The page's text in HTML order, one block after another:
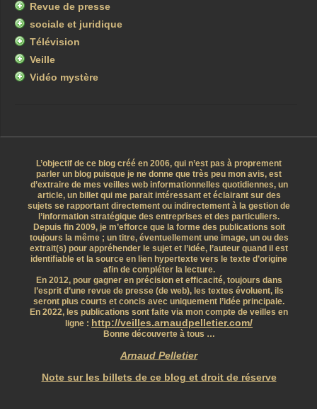
Revue de presse
sociale et juridique
Télévision
Veille
Vidéo mystère
L’objectif de ce blog créé en 2006, qui n’est pas à proprement
parler un blog puisque je ne donne que très peu mon avis, est
d’extraire de mes veilles web informationnelles quotidiennes, un
article, un billet qui me parait intéressant et éclairant sur des
sujets se rapportant directement ou indirectement à la gestion de
l’information stratégique des entreprises et des particuliers.
Depuis fin 2009, je m’efforce que la forme des publications soit
toujours la même ; un titre, éventuellement une image, un ou des
extrait(s) pour appréhender le sujet et l’idée, l’auteur quand il est
identifiable et la source en lien hypertexte vers le texte d’origine
afin de compléter la lecture.
En 2012, pour gagner en précision et efficacité, toujours dans
l’esprit d’une revue de presse (de web), les textes évoluent, ils
seront plus courts et concis avec uniquement l’idée principale.
En 2022, les publications sont faite via mon compte de veilles en
ligne : http://veilles.arnaudpelletier.com/
Bonne découverte à tous …
Arnaud Pelletier
Note sur les billets de ce blog et droit de réserve